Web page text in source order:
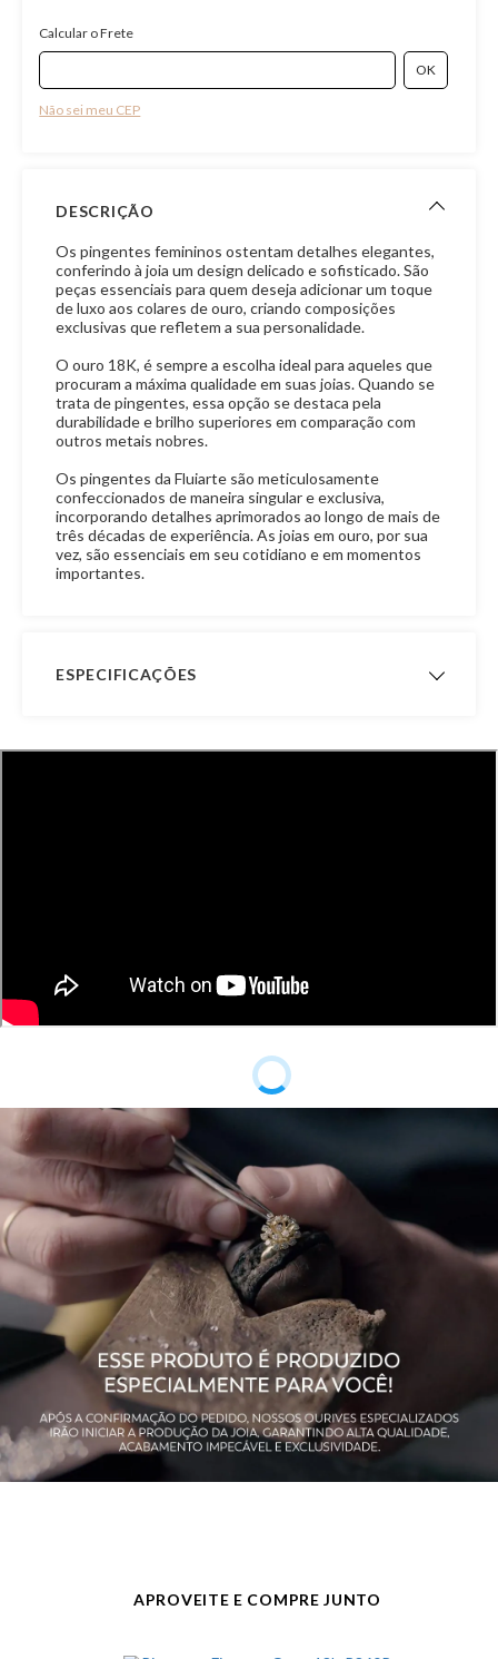
Calcular o Frete
Não sei meu CEP
DESCRIÇÃO
Os pingentes femininos ostentam detalhes elegantes,
conferindo à joia um design delicado e sofisticado. São
peças essenciais para quem deseja adicionar um toque
de luxo aos colares de ouro, criando composições
exclusivas que refletem a sua personalidade.
O ouro 18K, é sempre a escolha ideal para aqueles que
procuram a máxima qualidade em suas joias. Quando se
trata de pingentes, essa opção se destaca pela
durabilidade e brilho superiores em comparação com
outros metais nobres.
Os pingentes da Fluiarte são meticulosamente
confeccionados de maneira singular e exclusiva,
incorporando detalhes aprimorados ao longo de mais de
três décadas de experiência. As joias em ouro, por sua
vez, são essenciais em seu cotidiano e em momentos
importantes.
ESPECIFICAÇÕES
Fabricação
7,4 mm
APROVEITE E COMPRE JUNTO